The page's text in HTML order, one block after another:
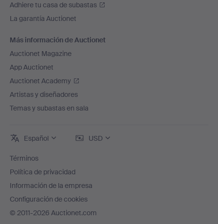
Adhiere tu casa de subastas
La garantía Auctionet
Más información de Auctionet
Auctionet Magazine
App Auctionet
Auctionet Academy
Artistas y diseñadores
Temas y subastas en sala
Español USD
Términos
Política de privacidad
Información de la empresa
Configuración de cookies
© 2011-2026 Auctionet.com